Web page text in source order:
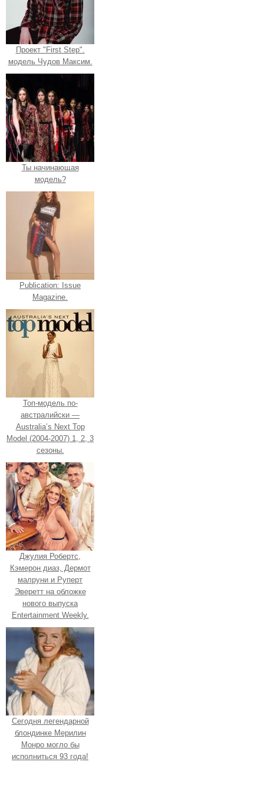
Проект "First Step".
модель Чудов Максим.
Ты начинающая
модель?
Publication: Issue
Magazine.
Топ-модель по-
австралийски —
Australia’s Next Top
Model (2004-2007) 1, 2, 3
сезоны.
Джулия Робертс,
Кэмерон диаз, Дермот
малруни и Руперт
Эверетт на обложке
нового выпуска
Entertainment Weekly.
Сегодня легендарной
блондинке Мерилин
Монро могло бы
исполниться 93 года!